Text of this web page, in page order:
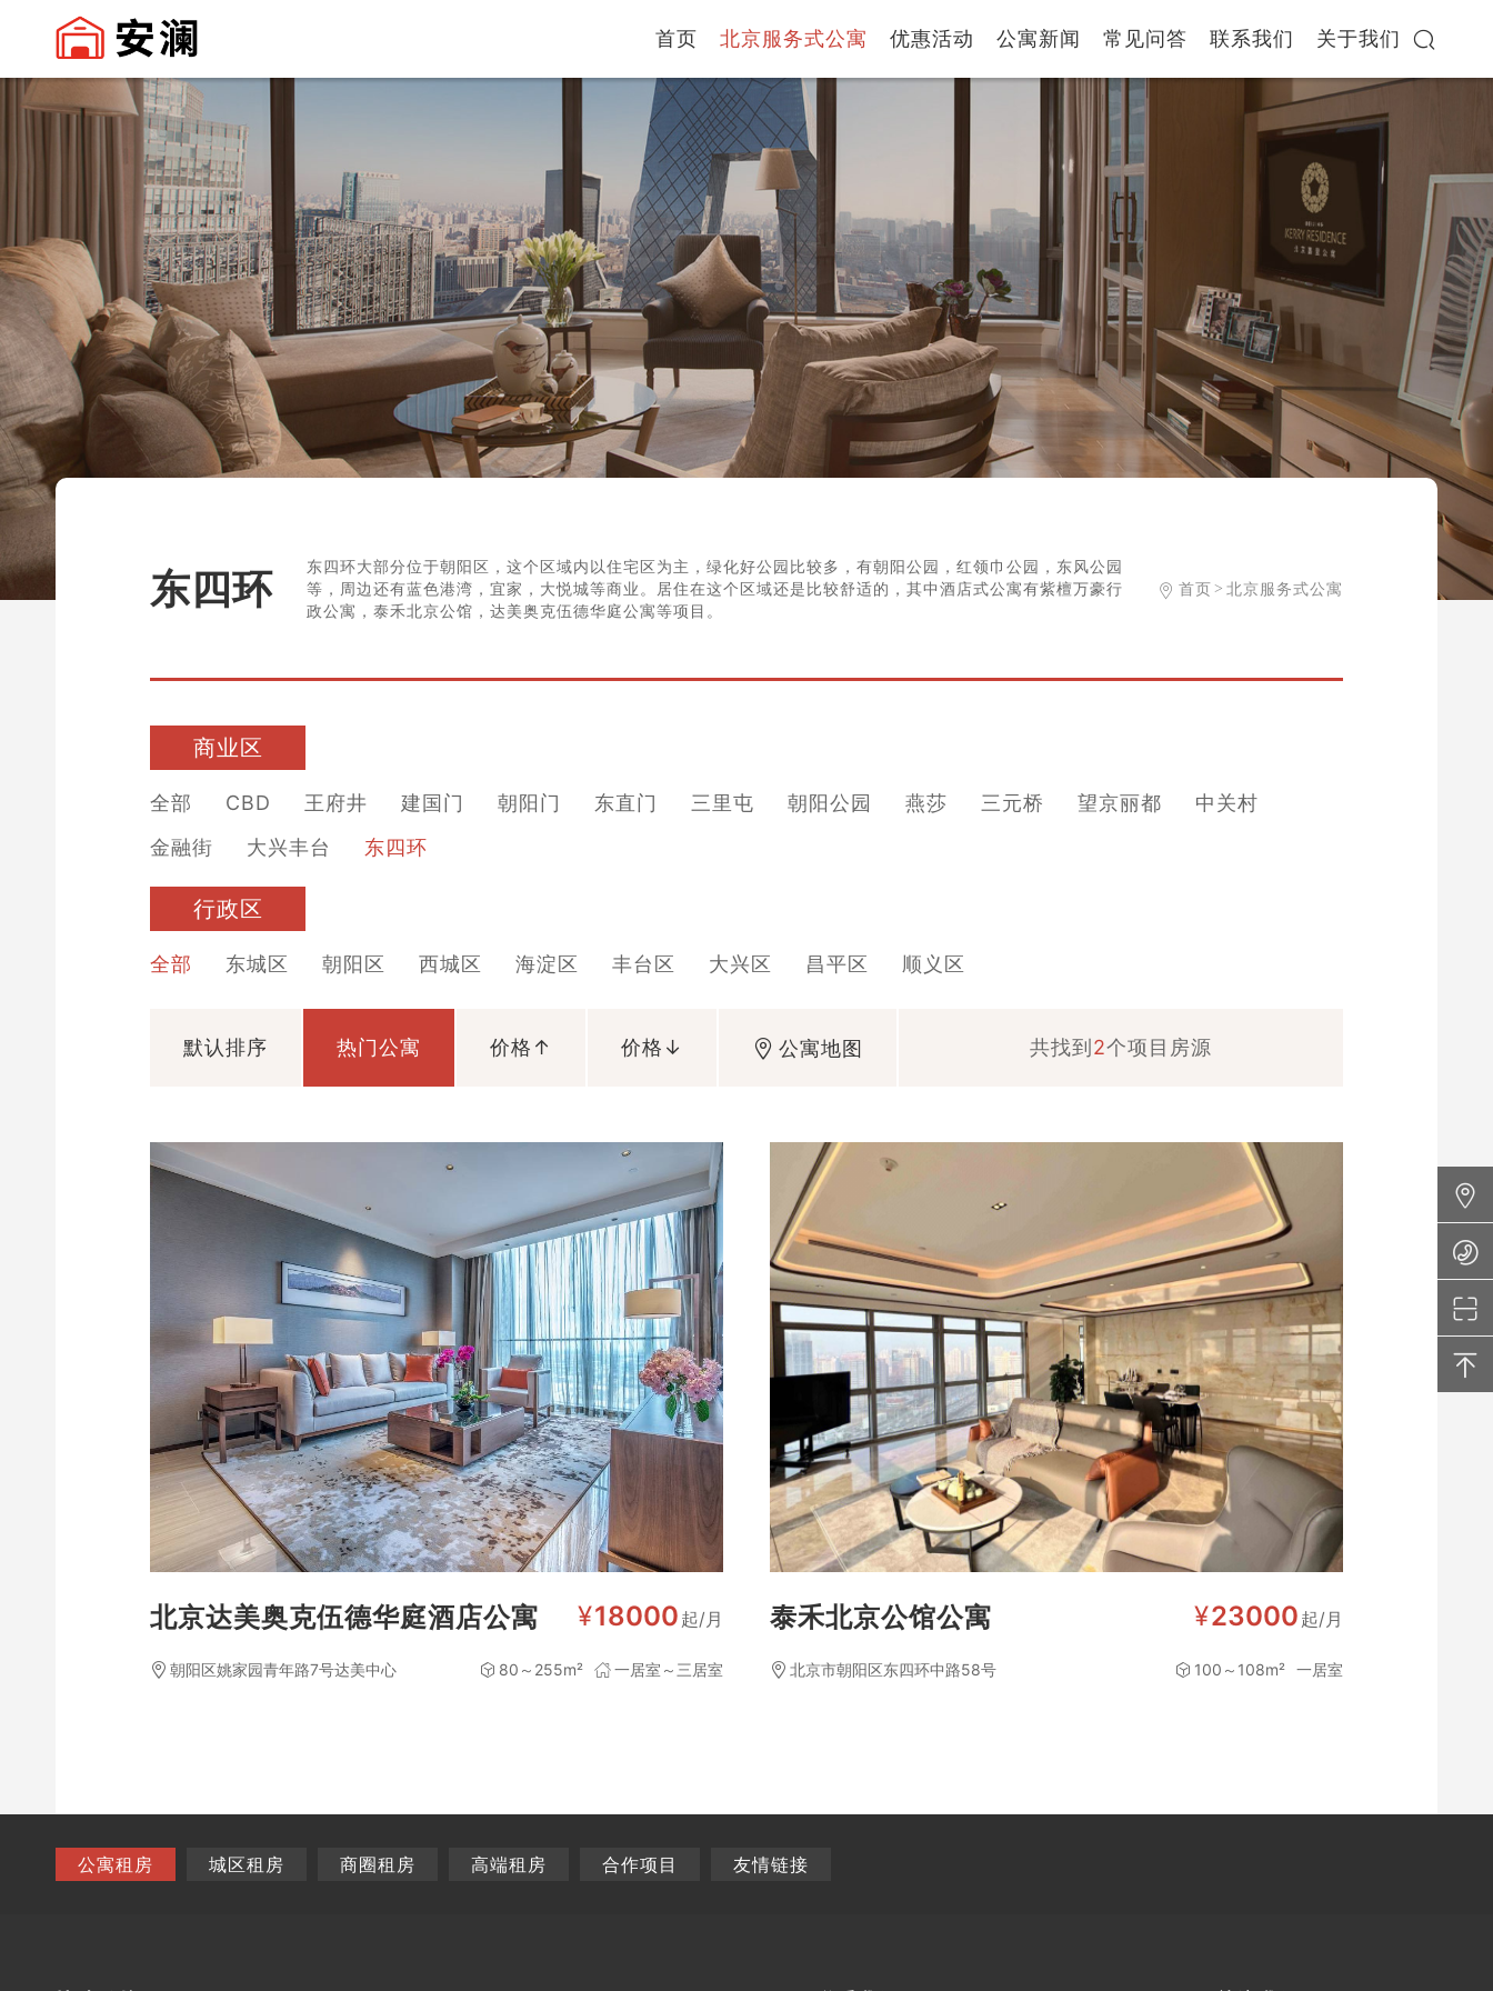
首页 北京服务式公寓 优惠活动 公寓新闻 常见问答 联系我们 关于我们
东四环
东四环大部分位于朝阳区，这个区域内以住宅区为主，绿化好公园比较多，有朝阳公园，红领巾公园，东风公园
等，周边还有蓝色港湾，宜家，大悦城等商业。居住在这个区域还是比较舒适的，其中酒店式公寓有紫檀万豪行
政公寓，泰禾北京公馆，达美奥克伍德华庭公寓等项目。
首页 > 北京服务式公寓
商业区
全部 CBD 王府井 建国门 朝阳门 东直门 三里屯 朝阳公园 燕莎 三元桥 望京丽都
中关村
金融街
大兴丰台 东四环
行政区
全部 东城区 朝阳区 西城区 海淀区 丰台区 大兴区 昌平区 顺义区
默认排序 热门公寓 价格↑ 价格↓ 公寓地图 共找到 2个项目房源
北京达美奥克伍德华庭酒店公寓 ¥18000 起/月
朝阳区姚家园青年路7号达美中心 80～255m² 一居室～三居室
泰禾北京公馆公寓 ¥23000 起/月
北京市朝阳区东四环中路58号 100～108m² 一居室
公寓租房 城区租房 商圈租房 高端租房 合作项目 友情链接